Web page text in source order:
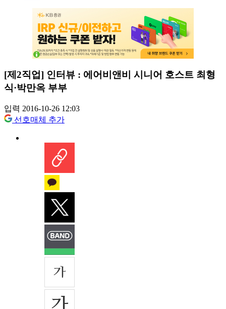
[제2직업] 인터뷰 : 에어비앤비 시니어 호스트 최형
식·박만옥 부부
입력 2016-10-26 12:03
선호매체 추가